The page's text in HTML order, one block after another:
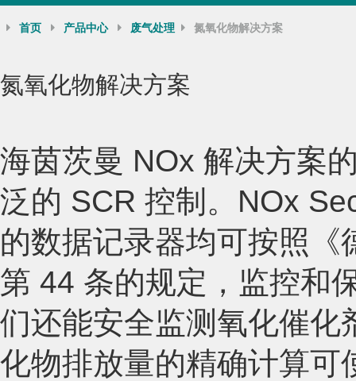
首页 产品中心 废气处理 氮氧化物解决方案
氮氧化物解决方案
海茵茨曼 NOx 解决方案
泛的 SCR 控制。NOx
的数据记录器均可按照
第 44 条的规定，监控和
们还能安全监测氧化催化
化物排放量的精确计算可